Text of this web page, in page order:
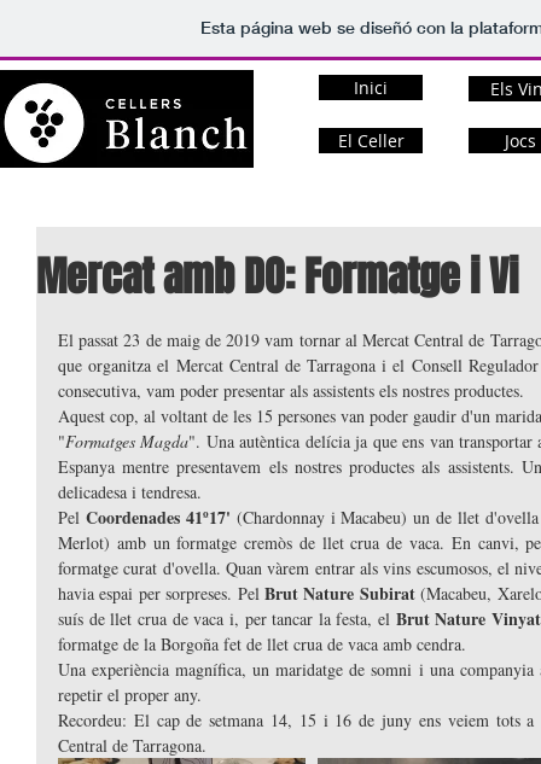
Esta página web se diseñó con la
Inici
El Celler
Els
Jocs
Mercat amb DO: Formatge i Vi
El passat 23 de maig de 2019 vam tornar al Mercat Central de
que organitza el Mercat Central de Tarragona i el Consell
consecutiva, vam poder presentar als assistents els nostres productes.
Aquest cop, al voltant de les 15 persones van poder gaudir d'un
"Formatges Magda". Una autèntica delícia ja que ens van
Espanya mentre presentavem els nostres productes als assistents.
delicadesa i tendresa.
Pel Coordenades 41º17' (Chardonnay i Macabeu) un de llet
Merlot) amb un formatge cremòs de llet crua de vaca. En canvi,
formatge curat d'ovella. Quan vàrem entrar als vins escumosos, el
havia espai per sorpreses. Pel Brut Nature Subirat (Macabeu,
suís de llet crua de vaca i, per tancar la festa, el Brut Nature
formatge de la Borgoña fet de llet crua de vaca amb cendra.
Una experiència magnífica, un maridatge de somni i una companyia
repetir el proper any.
Recordeu: El cap de setmana 14, 15 i 16 de juny ens veiem tots
Central de Tarragona.